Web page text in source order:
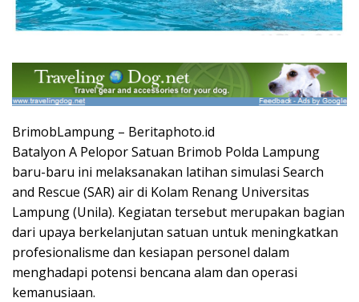
BrimobLampung – Beritaphoto.id
Batalyon A Pelopor Satuan Brimob Polda Lampung
baru-baru ini melaksanakan latihan simulasi Search
and Rescue (SAR) air di Kolam Renang Universitas
Lampung (Unila). Kegiatan tersebut merupakan bagian
dari upaya berkelanjutan satuan untuk meningkatkan
profesionalisme dan kesiapan personel dalam
menghadapi potensi bencana alam dan operasi
kemanusiaan.